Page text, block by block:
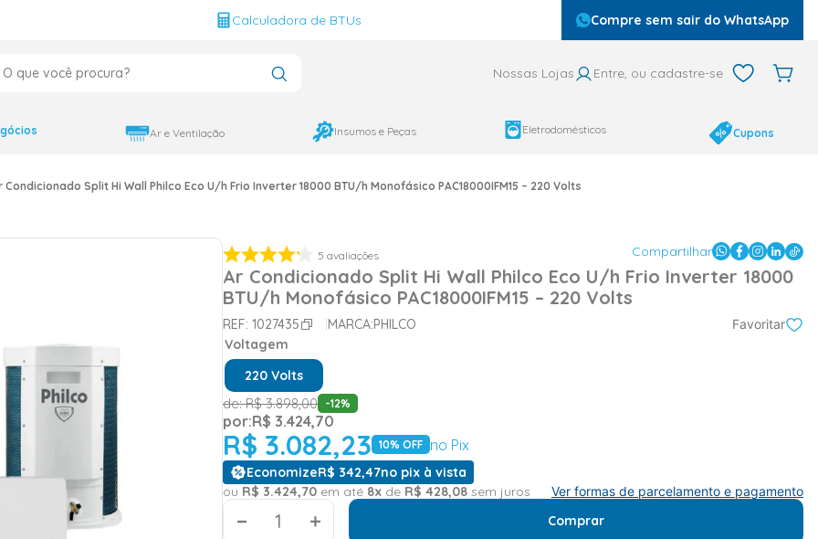
Calculadora de BTUs Compre sem sair do WhatsApp
Nossas Lojas Entre, ou cadastre-se
Ar e Ventilação Insumos e Peças Eletrodomésticos Cupons
Condicionado Split Hi Wall Philco Eco U/h Frio Inverter 18000 BTU/h Monofásico PAC18000IFM15 – 220 Volts
5 avaliações Compartilhar
Ar Condicionado Split Hi Wall Philco Eco U/h Frio Inverter 18000
BTU/h Monofásico PAC18000IFM15 – 220 Volts
REF: 1027435 MARCA:PHILCO Favoritar
Voltagem
220 Volts
de:R$ 3.898,00 -12%
por:R$ 3.424,70
R$ 3.082,23 10% OFF no Pix
EconomizeR$ 342,47no pix à vista
ou R$ 3.424,70em até 8xde R$ 428,08sem juros Ver formas de parcelamento e pagamento
＋
Comprar